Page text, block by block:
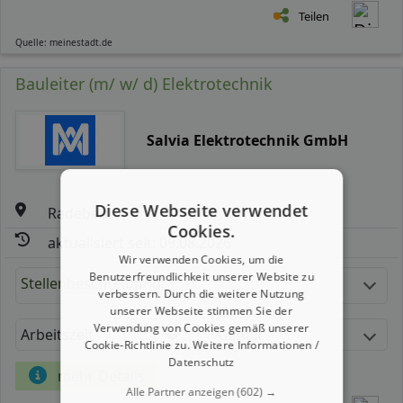
Teilen
Quelle: meinestadt.de
Bauleiter (m/ w/ d) Elektrotechnik
Salvia Elektrotechnik GmbH
Radebeul
aktualisiert seit: 09.08.2026
Stellenbeschreibung:
Arbeitszeit Gehalt
mehr Details
Diese Webseite verwendet
Cookies.
Wir verwenden Cookies, um die
Benutzerfreundlichkeit unserer Website zu
verbessern. Durch die weitere Nutzung
unserer Webseite stimmen Sie der
Verwendung von Cookies gemäß unserer
Cookie-Richtlinie zu.Weitere Informationen /
Datenschutz
Alle Partner anzeigen(602) →